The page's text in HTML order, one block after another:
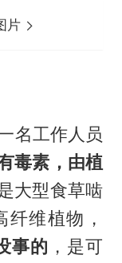
片
名工作人员
毒素，由植
大型食草啮
维植物，
事的 ，是可